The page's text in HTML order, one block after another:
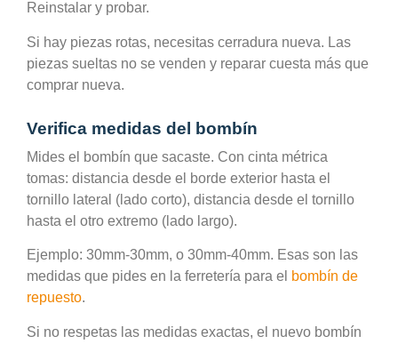
Reinstalar y probar.
Si hay piezas rotas, necesitas cerradura nueva. Las
piezas sueltas no se venden y reparar cuesta más que
comprar nueva.
Verifica medidas del bombín
Mides el bombín que sacaste. Con cinta métrica
tomas: distancia desde el borde exterior hasta el
tornillo lateral (lado corto), distancia desde el tornillo
hasta el otro extremo (lado largo).
Ejemplo: 30mm-30mm, o 30mm-40mm. Esas son las
medidas que pides en la ferretería para el
bombín de
repuesto.
Si no respetas las medidas exactas, el nuevo bombín